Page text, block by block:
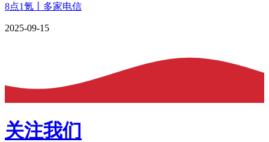
8点1氪丨多家电信
2025-09-15
关注我们